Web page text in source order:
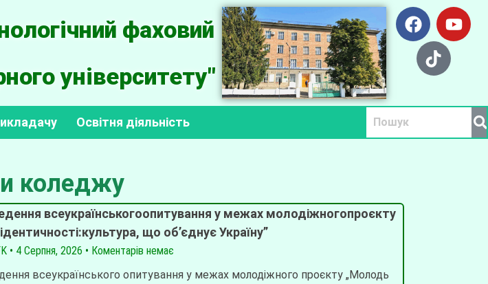
фаховий
університету"
Освітня діяльність
коледжу
всеукраїнськогоопитування у межах молодіжногопроєкту
що об’єднує Україну”
4 Серпня, 2026
Коментарів немає
всеукраїнського опитування у межах молодіжного проєкту „Молодь